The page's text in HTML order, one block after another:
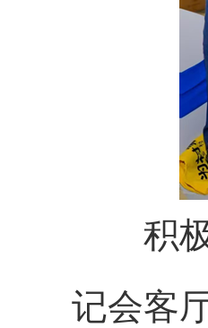
积极
记会客